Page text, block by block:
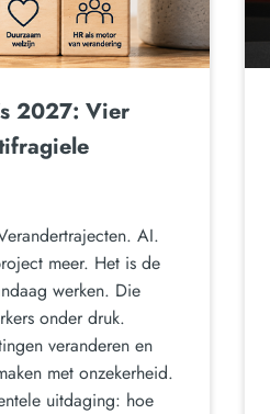
2027: Vier
AI.
meer. Het is de
werken. Die
onder druk.
veranderen en
met onzekerheid.
uitdaging: hoe